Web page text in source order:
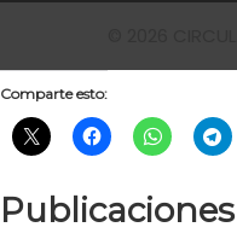
Comparte esto: